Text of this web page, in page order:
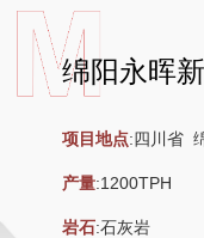
绵阳永晖
项目地点:四川省
产量:1200TPH
岩石:石灰岩